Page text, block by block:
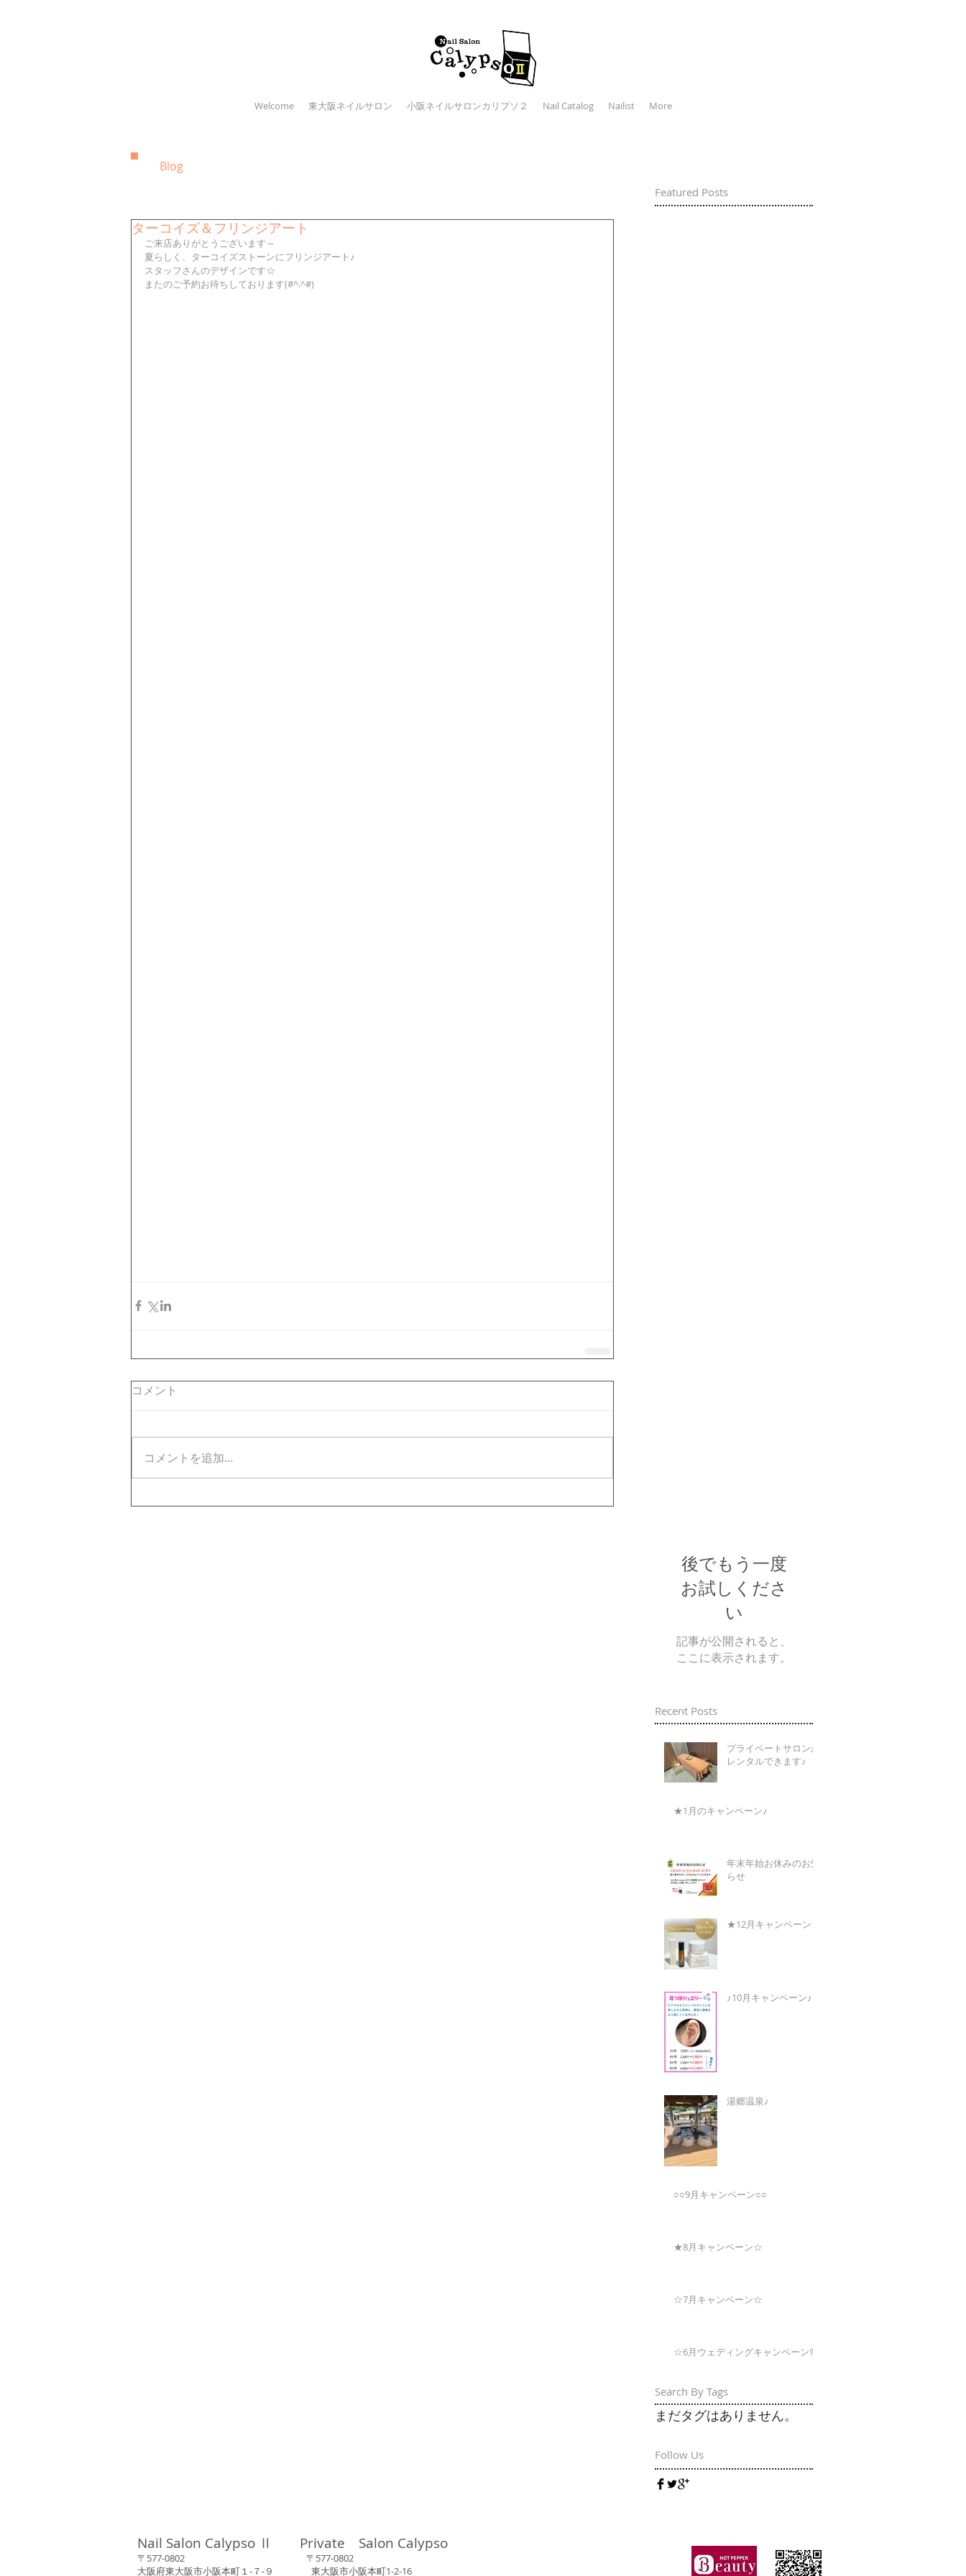
Welcome 東大阪ネイルサロン 小阪ネイルサロンカリプソ２ Nail Catalog Nailist More
Blog
Featured Posts
ターコイズ＆フリンジアート
ご来店ありがとうございます～
夏らしく、ターコイズストーンにフリンジアート♪
スタッフさんのデザインです☆
またのご予約お待ちしております(#^.^#)
コメント
コメントを追加…
後でもう一度
お試しくださ
い
記事が公開されると、
ここに表示されます。
Recent Posts
Search By Tags
プライベートサロンが
レンタルできます♪
★1月のキャンペーン♪
年末年始お休みのお知
らせ
★12月キャンペーン★
♪10月キャンペーン♪
湯郷温泉♪
○○9月キャンペーン○○
★8月キャンペーン☆
☆7月キャンペーン☆
☆6月ウェディングキャンペーン🌸
まだタグはありません。
Follow Us
Nail Salon Calypso Ⅱ Private Salon Calypso
〒577-0802 〒577-0802
大阪府東大阪市小阪本町１‐７‐９ 東大阪市小阪本町1-2-16